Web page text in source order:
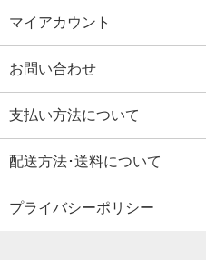
マイアカウント
お問い合わせ
支払い方法について
配送方法･送料について
プライバシーポリシー